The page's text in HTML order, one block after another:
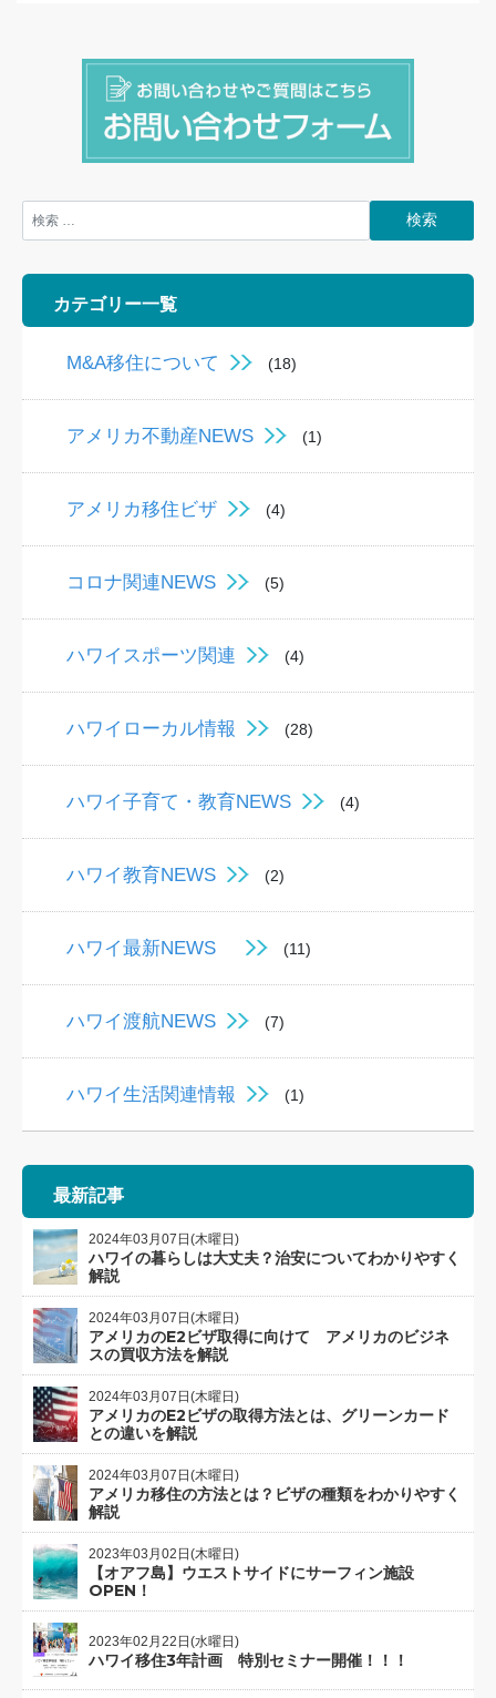
カテゴリー一覧
M&A移住について (18)
アメリカ不動産NEWS (1)
アメリカ移住ビザ (4)
コロナ関連NEWS (5)
ハワイスポーツ関連 (4)
ハワイローカル情報 (28)
ハワイ子育て・教育NEWS (4)
ハワイ教育NEWS (2)
ハワイ最新NEWS (11)
ハワイ渡航NEWS (7)
ハワイ生活関連情報 (1)
最新記事
2024年03月07日(木曜日)
ハワイの暮らしは大丈夫？治安についてわかりやすく
解説
2024年03月07日(木曜日)
アメリカのE2ビザ取得に向けて アメリカのビジネ
スの買収方法を解説
2024年03月07日(木曜日)
アメリカのE2ビザの取得方法とは、グリーンカード
との違いを解説
2024年03月07日(木曜日)
アメリカ移住の方法とは？ビザの種類をわかりやすく
解説
2023年03月02日(木曜日)
【オアフ島】ウエストサイドにサーフィン施設
OPEN！
2023年02月22日(水曜日)
ハワイ移住3年計画 特別セミナー開催！！！